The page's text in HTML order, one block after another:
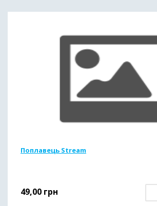
Поплавець Stream
49,00 грн